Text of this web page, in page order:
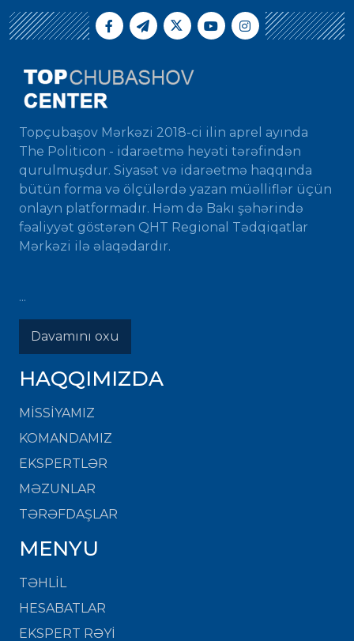
Topçubaşov Mərkəzi 2018-ci ilin aprel ayında
The Politicon - idarəetmə heyəti tərəfindən
qurulmuşdur. Siyasət və idarəetmə haqqında
bütün forma və ölçülərdə yazan müəlliflər üçün
onlayn platformadır. Həm də Bakı şəhərində
fəaliyyət göstərən QHT Regional Tədqiqatlar
Mərkəzi ilə əlaqədardır.
...
Davamını oxu
HAQQIMIZDA
MISSIYAMIZ
KOMANDAMIZ
EKSPERTLƏR
MƏZUNLAR
TƏRƏFDAŞLAR
MENYU
TƏHLİL
HESABATLAR
EKSPERT RƏYİ